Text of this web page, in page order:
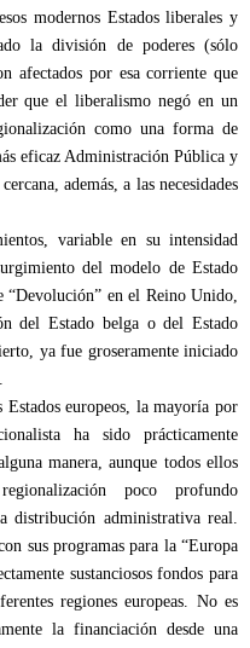
modernos Estados liberales y
la división de poderes (sólo
afectados por esa corriente que
que el liberalismo negó en un
como una forma de
eficaz Administración Pública y
además, a las necesidades
variable en su intensidad
del modelo de Estado
en el Reino Unido,
del Estado belga o del Estado
ya fue groseramente iniciado
europeos, la mayoría por
ha sido prácticamente
manera, aunque todos ellos
poco profundo
distribución administrativa real.
sus programas para la “Europa
sustanciosos fondos para
regiones europeas. No es
la financiación desde una